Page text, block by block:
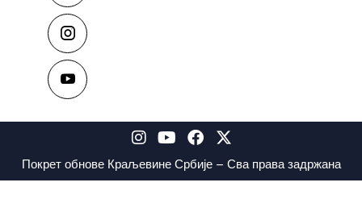
Покрет обнове Краљевине Србије – Сва права задржана